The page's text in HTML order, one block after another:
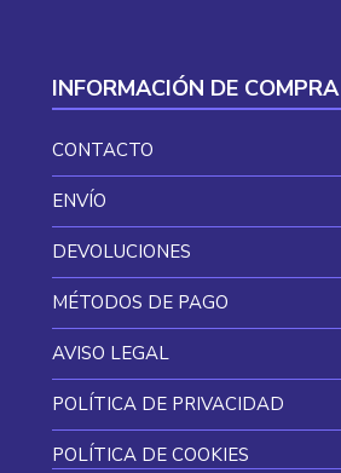
INFORMACIÓN DE COMPRA
CONTACTO
ENVÍO
DEVOLUCIONES
MÉTODOS DE PAGO
AVISO LEGAL
POLÍTICA DE PRIVACIDAD
POLÍTICA DE COOKIES